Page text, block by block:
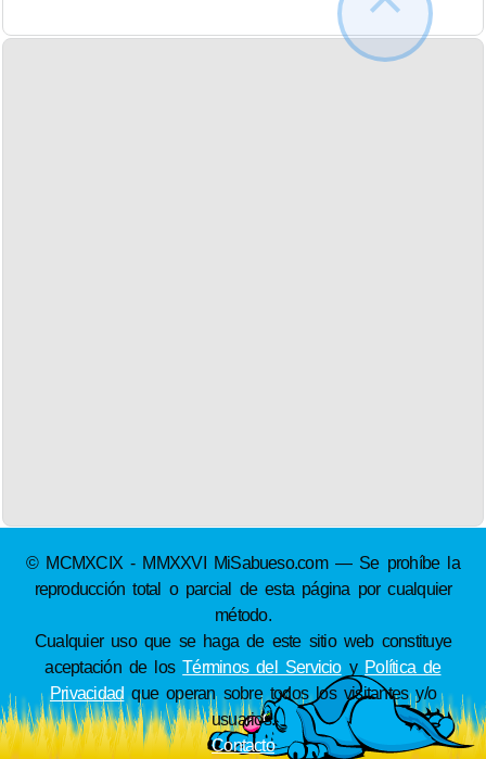
© MCMXCIX - MMXXVI MiSabueso.com — Se prohíbe la
reproducción total o parcial de esta página por cualquier
método.
Cualquier uso que se haga de este sitio web constituye
aceptación de losTérminos del Servicioy Política de
Privacidad que operan sobre todos los visitantes y/o
usuarios.
Contacto